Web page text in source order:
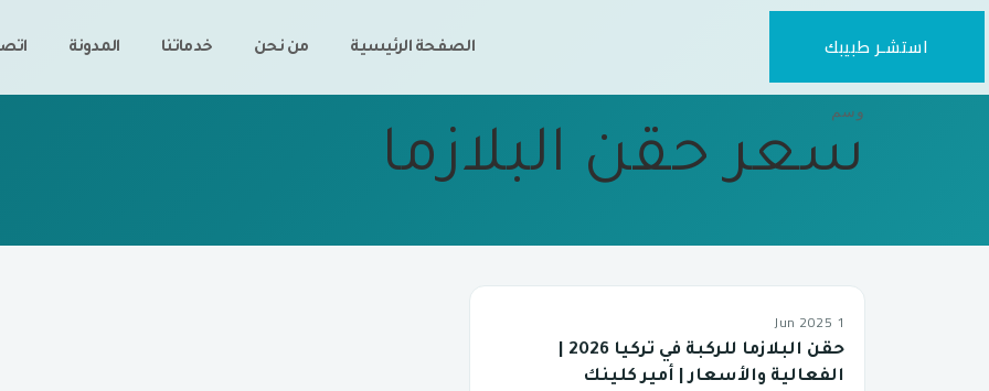
المدونة خدماتنا من نحن الصفحة الرئيسية استشـر طبيبك
وسم
سعر حقن البلازما
1 Jun 2025
الفعالية والأسعار | أمير كلينك